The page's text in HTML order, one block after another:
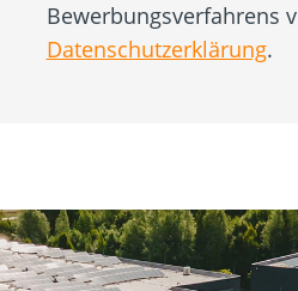
Bewerbungsverfahrens
Datenschutzerklärung.